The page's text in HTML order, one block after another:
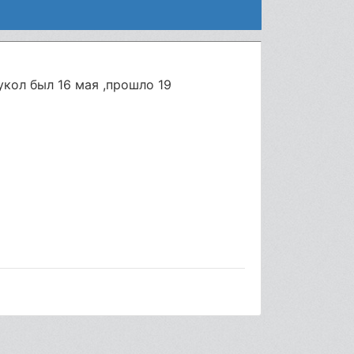
был 16 мая ,прошло 19